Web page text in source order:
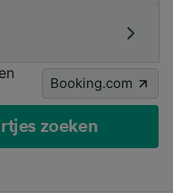
Booking.com
zoeken